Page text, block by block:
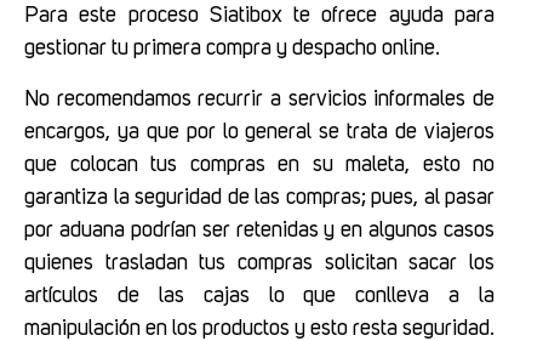
Para este proceso Siatibox te ofrece ayuda para
gestionar tu primera compra y despacho online.
No recomendamos recurrir a servicios informales de
encargos, ya que por lo general se trata de viajeros
que colocan tus compras en su maleta, esto no
garantiza la seguridad de las compras; pues, al pasar
por aduana podrían ser retenidas y en algunos casos
quienes trasladan tus compras solicitan sacar los
artículos de las cajas lo que conlleva a la
manipulación en los productos y esto resta seguridad.